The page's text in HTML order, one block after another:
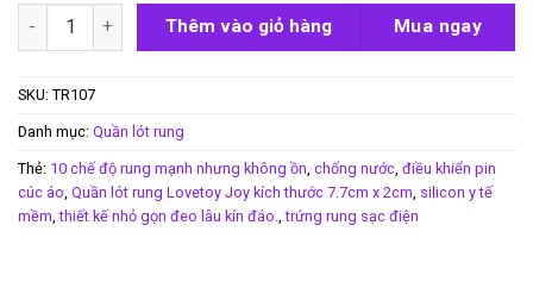
Quần lót rung mini 10 chế độ Lovetoy Joy số lượng
Thêm vào giỏ hàng Mua ngay
SKU: TR107
Danh mục: Quần lót rung
Thẻ: 10 chế độ rung mạnh nhưng không ồn chống nước điều khiển pin
cúc áo Quần lót rung Lovetoy Joy kích thước 7.7cm x 2cm silicon y tế
mềm ,thiết kế nhỏ gọn đeo lâu kín đáo. ,trứng rung sạc điện